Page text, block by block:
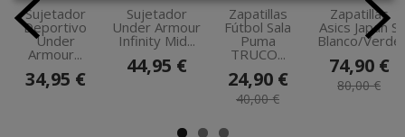
Sujetador
Deportivo
Under
Armour...
34,95 €
Sujetador
Under Armour
Infinity Mid...
44,95 €
Zapatillas
Fútbol Sala
Puma
TRUCO...
24,90 €
40,00 €
Zapatillas
Asics Japan S
Blanco/Verde
74,90 €
80,00 €